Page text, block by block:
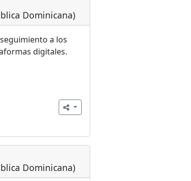
Dominicana)
a los
digitales.
Dominicana)